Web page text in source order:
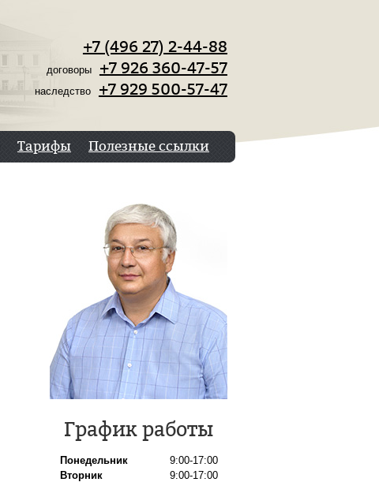
+7 (496 27) 2-44-88
договоры +7 926 360-47-57
наследство +7 929 500-57-47
Тарифы Полезные ссылки
График работы
Понедельник
9:00-17:00
Вторник
9:00-17:00